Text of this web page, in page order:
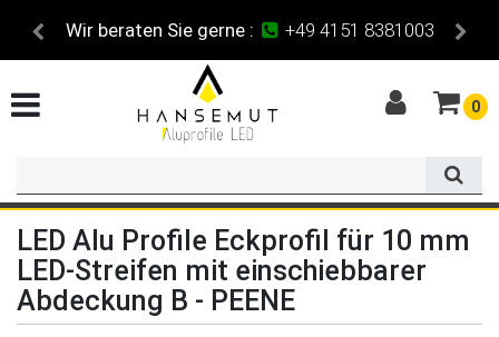
Maßzuschnittfür alle Profile
0
LED Alu Profile Eckprofil für 10 mm
LED-Streifen mit einschiebbarer
Abdeckung B - PEENE